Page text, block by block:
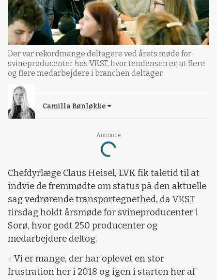
Annonce
Loading...
Der var rekordmange deltagere ved årets møde for
svineproducenter hos VKST, hvor tendensen er, at flere
og flere medarbejdere i branchen deltager.
Camilla Bønløkke
Chefdyrlæge Claus Heisel, LVK fik taletid til at
indvie de fremmødte om status på den aktuelle
sag vedrørende transportegnethed, da VKST
tirsdag holdt årsmøde for svineproducenter i
Sorø, hvor godt 250 producenter og
medarbejdere deltog.
- Vi er mange, der har oplevet en stor
frustration her i 2018 og igen i starten her af